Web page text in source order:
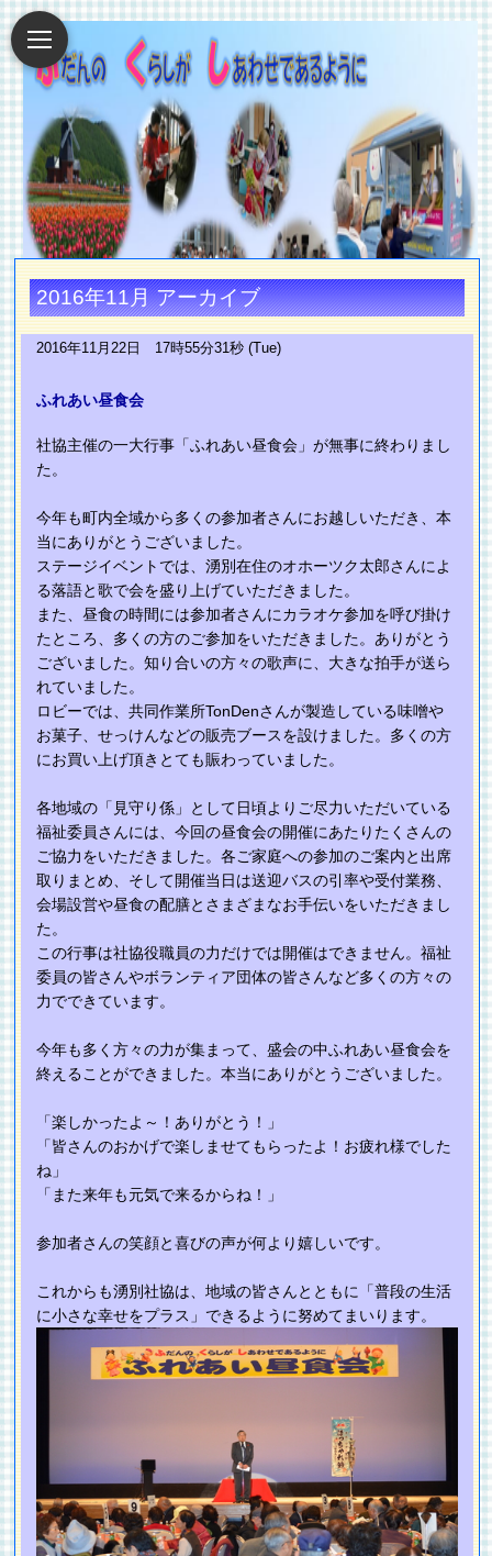
2016年11月 アーカイブ
2016年11月22日 17時55分31秒 (Tue)
ふれあい昼食会
社協主催の一大行事「ふれあい昼食会」が無事に終わりまし
た。
今年も町内全域から多くの参加者さんにお越しいただき、本
当にありがとうございました。
ステージイベントでは、湧別在住のオホーツク太郎さんによ
る落語と歌で会を盛り上げていただきました。
また、昼食の時間には参加者さんにカラオケ参加を呼び掛け
たところ、多くの方のご参加をいただきました。ありがとう
ございました。知り合いの方々の歌声に、大きな拍手が送ら
れていました。
ロビーでは、共同作業所TonDenさんが製造している味噌や
お菓子、せっけんなどの販売ブースを設けました。多くの方
にお買い上げ頂きとても賑わっていました。
各地域の「見守り係」として日頃よりご尽力いただいている
福祉委員さんには、今回の昼食会の開催にあたりたくさんの
ご協力をいただきました。各ご家庭への参加のご案内と出席
取りまとめ、そして開催当日は送迎バスの引率や受付業務、
会場設営や昼食の配膳とさまざまなお手伝いをいただきまし
た。
この行事は社協役職員の力だけでは開催はできません。福祉
委員の皆さんやボランティア団体の皆さんなど多くの方々の
力でできています。
今年も多く方々の力が集まって、盛会の中ふれあい昼食会を
終えることができました。本当にありがとうございました。
「楽しかったよ～！ありがとう！」
「皆さんのおかげで楽しませてもらったよ！お疲れ様でした
ね」
「また来年も元気で来るからね！」
参加者さんの笑顔と喜びの声が何より嬉しいです。
これからも湧別社協は、地域の皆さんとともに「普段の生活
に小さな幸せをプラス」できるように努めてまいります。